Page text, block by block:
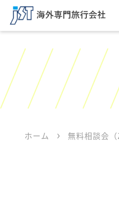
ホーム 無料相談会（